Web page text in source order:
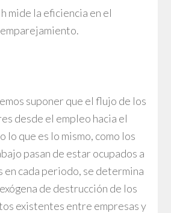
mide la eficiencia en el
emparejamiento.
suponer que el flujo de los
desde el empleo hacia el
lo que es lo mismo, como los
pasan de estar ocupados a
en cada periodo, se determina
de destrucción de los
existentes entre empresas y